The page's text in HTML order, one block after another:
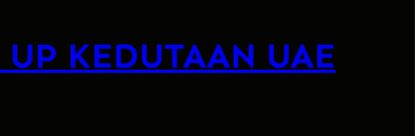
KEDUTAAN UAE